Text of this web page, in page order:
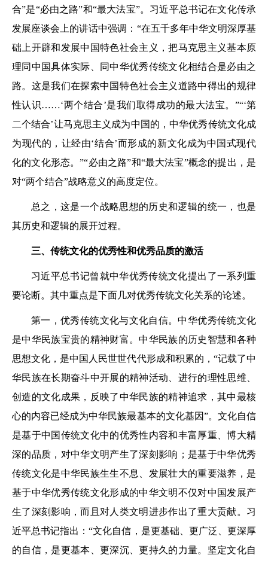
合”是“必由之路”和“最大法宝”。习近平总书记在文化传承
发展座谈会上的讲话中强调：“在五千多年中华文明深厚基
础上开辟和发展中国特色社会主义，把马克思主义基本原
理同中国具体实际、同中华优秀传统文化相结合是必由之
路。这是我们在探索中国特色社会主义道路中得出的规律
性认识……‘两个结合’是我们取得成功的最大法宝。”“‘第
二个结合’让马克思主义成为中国的，中华优秀传统文化成
为现代的，让经由‘结合’而形成的新文化成为中国式现代
化的文化形态。”“必由之路”和“最大法宝”概念的提出，是
对“两个结合”战略意义的高度定位。
总之，这是一个战略思想的历史和逻辑的统一，也是
其历史和逻辑的展开过程。
三、传统文化的优秀性和优秀品质的激活
习近平总书记曾就中华优秀传统文化提出了一系列重
要论断。其中重点是下面几对优秀传统文化关系的论述。
第一，优秀传统文化与文化自信。中华优秀传统文化
是中华民族宝贵的精神财富。中华民族的历史智慧和各种
思想文化，是中国人民世世代代形成和积累的，“记载了中
华民族在长期奋斗中开展的精神活动、进行的理性思维、
创造的文化成果，反映了中华民族的精神追求，其中最核
心的内容已经成为中华民族最基本的文化基因”。文化自信
是基于中国传统文化中的优秀性内容和丰富厚重、博大精
深的品质，对中华文明产生了深刻影响；是基于中华优秀
传统文化是中华民族生生不息、发展壮大的重要滋养，是
基于中华优秀传统文化形成的中华文明不仅对中国发展产
生了深刻影响，而且对人类文明进步作出了重大贡献。习
近平总书记指出：“文化自信，是更基础、更广泛、更深厚
的自信，是更基本、更深沉、更持久的力量。坚定文化自